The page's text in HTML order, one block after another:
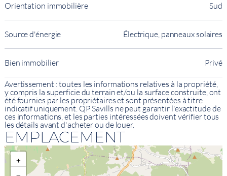
Orientation immobilière Sud
Source d'énergie Électrique, panneaux solaires
Bien immobilier Privé
Avertissement : toutes les informations relatives à la propriété,
y compris la superficie du terrain et/ou la surface construite, ont
été fournies par les propriétaires et sont présentées à titre
indicatif uniquement. QP Savills ne peut garantir l'exactitude de
ces informations, et les parties intéressées doivent vérifier tous
les détails avant d'acheter ou de louer.
EMPLACEMENT
+